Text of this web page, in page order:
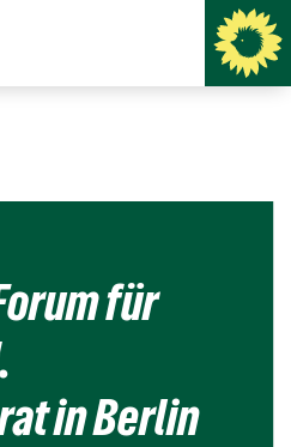
für
in Berlin